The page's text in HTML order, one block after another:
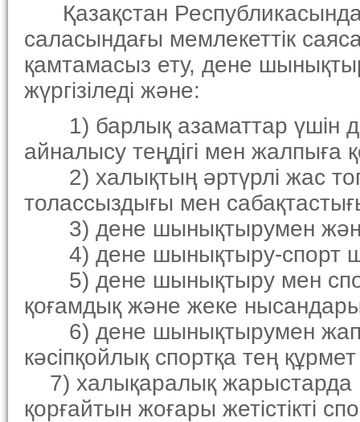
Қазақстан
саласындағы мемлекеттiк
қамтамасыз ету, дене
жүргiзiледi және:
1) барлық азаматтар үшiн
айналысу теңдiгi мен жалпыға
2) халықтың әртүрлi жас
толассыздығы мен
3) дене шынықтырумен және
4) дене шынықтыру-спорт
5) дене шынықтыру мен
қоғамдық және жеке
6) дене шынықтырумен
кәсiпқойлық спортқа тең
7) халықаралық жарыстарда
қорғайтын жоғары жетiстiктi